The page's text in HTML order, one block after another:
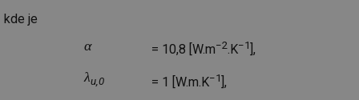
kde je
α = 10,8 [W.m−2.K−1 ],
λu,0 = 1 [W.m.K−1 ],